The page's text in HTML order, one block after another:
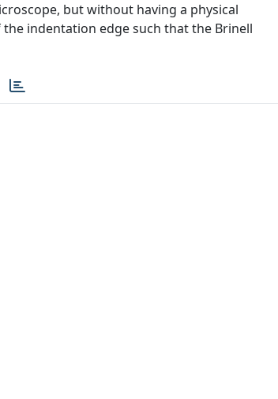
but without having a physical
indentation edge such that the Brinell